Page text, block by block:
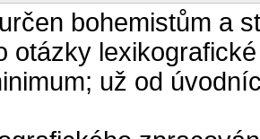
bohemistům a
otázky
už od